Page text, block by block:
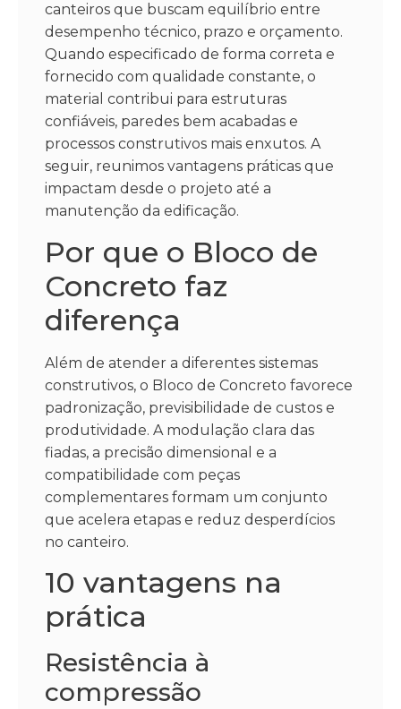
canteiros que buscam equilíbrio entre
desempenho técnico, prazo e orçamento.
Quando especificado de forma correta e
fornecido com qualidade constante, o
material contribui para estruturas
confiáveis, paredes bem acabadas e
processos construtivos mais enxutos. A
seguir, reunimos vantagens práticas que
impactam desde o projeto até a
manutenção da edificação.
Por que o Bloco de
Concreto faz
diferença
Além de atender a diferentes sistemas
construtivos, o Bloco de Concreto favorece
padronização, previsibilidade de custos e
produtividade. A modulação clara das
fiadas, a precisão dimensional e a
compatibilidade com peças
complementares formam um conjunto
que acelera etapas e reduz desperdícios
no canteiro.
10 vantagens na
prática
Resistência à
compressão